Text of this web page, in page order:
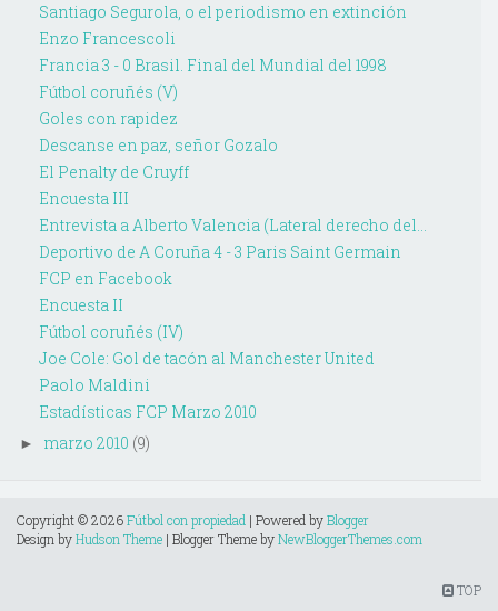
Santiago Segurola, o el periodismo en extinción
Enzo Francescoli
Francia 3 - 0 Brasil. Final del Mundial del 1998
Fútbol coruñés (V)
Goles con rapidez
Descanse en paz, señor Gozalo
El Penalty de Cruyff
Encuesta III
Entrevista a Alberto Valencia (Lateral derecho del...
Deportivo de A Coruña 4 - 3 Paris Saint Germain
FCP en Facebook
Encuesta II
Fútbol coruñés (IV)
Joe Cole: Gol de tacón al Manchester United
Paolo Maldini
Estadísticas FCP Marzo 2010
► marzo 2010 (9)
Copyright ©2026Fútbol con propiedad | Powered byBlogger
Design byHudson Theme | Blogger Theme byNewBloggerThemes.com
TOP